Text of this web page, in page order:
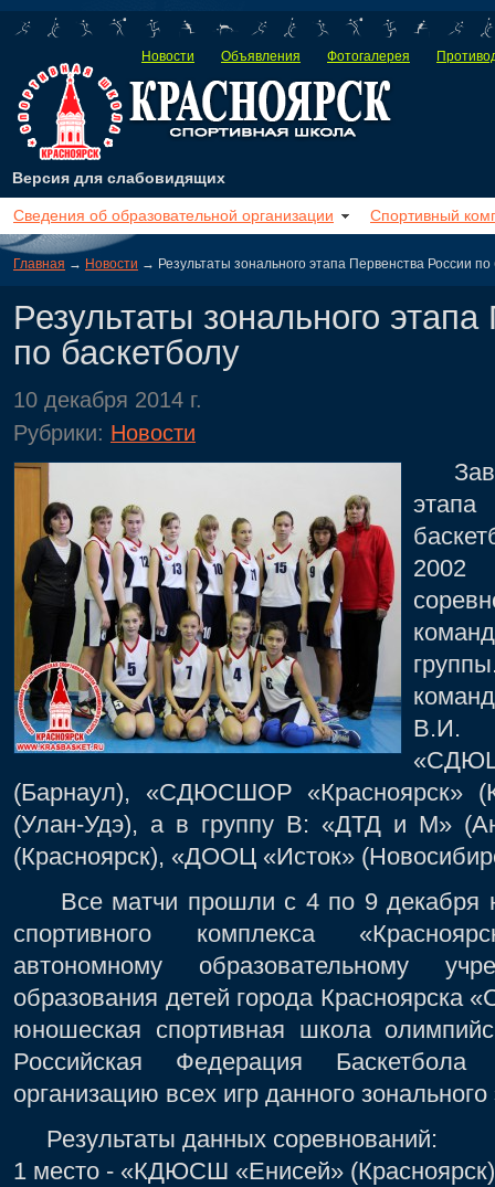
Новости Объявления Фотогалерея
Версия для слабовидящих
Сведения об образовательной организации Спортивный
Главная → Новости → Результаты зонального этапа Первенства России по
Результаты зонального
по баскетболу
10 декабря 2014 г.
Рубрики: Новости
В.И.
(Барнаул), «СДЮСШОР «Красноярск»
(Улан-Удэ), а в группу B: «ДТД и М»
(Красноярск), «ДООЦ «Исток»
Все матчи прошли с 4 по 9 декабря
спортивного комплекса
автономному образовательному
образования детей города Красноярска
юношеская спортивная школа
Российская Федерация
организацию всех игр данного зонального
Результаты данных соревнований:
1 место - «КДЮСШ «Енисей»